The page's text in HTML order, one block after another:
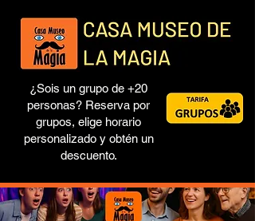
¿Sois un grupo de +20
personas? Reserva por
grupos, elige horario
personalizado y obtén un
descuento.